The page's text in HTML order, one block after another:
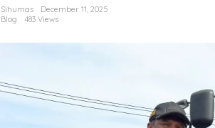
a
s
k
Sihumas
December 11, 2025
Blog
483 Views